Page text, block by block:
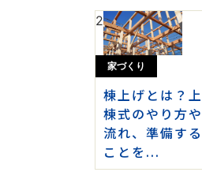
2
家づくり
棟上げとは？上
棟式のやり方や
流れ、準備する
ことを...